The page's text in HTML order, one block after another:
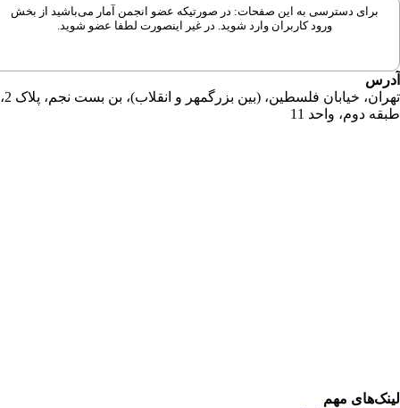
برای دسترسی به این صفحات: در صورتیکه عضو انجمن آمار می‌باشید از بخش
ورود کاربران وارد شوید. در غیر اینصورت لطفا عضو شوید.
دوم، واحد 11
مهم